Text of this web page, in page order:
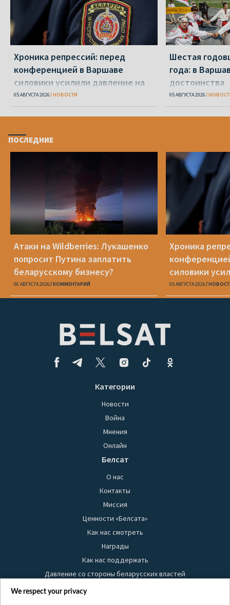
Хроника репрессий: перед
конференцией в Варшаве
силовики усилили давление на
беларусов
05 АВГУСТА 2026 НОВОСТИ
Шестая
года: в
достоинства
05 АВГУСТА 2026
ПОСЛЕДНИЕ
Атаки на Wildberries: Лукашенко
попросит Путина заплатить
беларусскому бизнесу?
06 АВГУСТА 2026 КОММЕНТАРИЙ
Хроника
силовики
беларусов
05 АВГУСТА 2026
Категории
Новости
Война
Мнения
Онлайн
Белсат
О нас
Контакты
Миссия
Ценности «Белсата»
Как нас смотреть
Награды
Как нас поддержать
Давление со стороны беларусских властей
Правила использования материалов
We respect your privacy